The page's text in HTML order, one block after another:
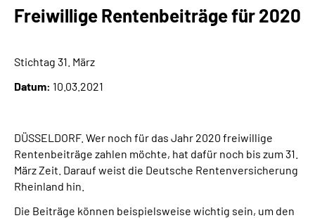
Beratung und Kontakt
Klinikverbund
Über uns
Freiwillige Rentenbeiträge für 2020
Stichtag 31. März
Datum: 10.03.2021
DÜSSELDORF. Wer noch für das Jahr 2020 freiwillige
Rentenbeiträge zahlen möchte, hat dafür noch bis zum 31.
März Zeit. Darauf weist die Deutsche Rentenversicherung
Rheinland hin.
Die Beiträge können beispielsweise wichtig sein, um den